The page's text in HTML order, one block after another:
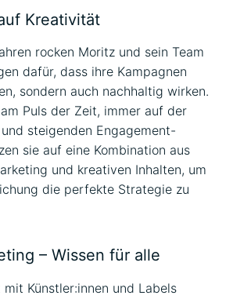
Kreativität
rocken Moritz und sein Team
dafür, dass ihre Kampagnen
sondern auch nachhaltig wirken.
Puls der Zeit, immer auf der
steigenden Engagement-
sie auf eine Kombination aus
und kreativen Inhalten, um
die perfekte Strategie zu
– Wissen für alle
Künstler:innen und Labels